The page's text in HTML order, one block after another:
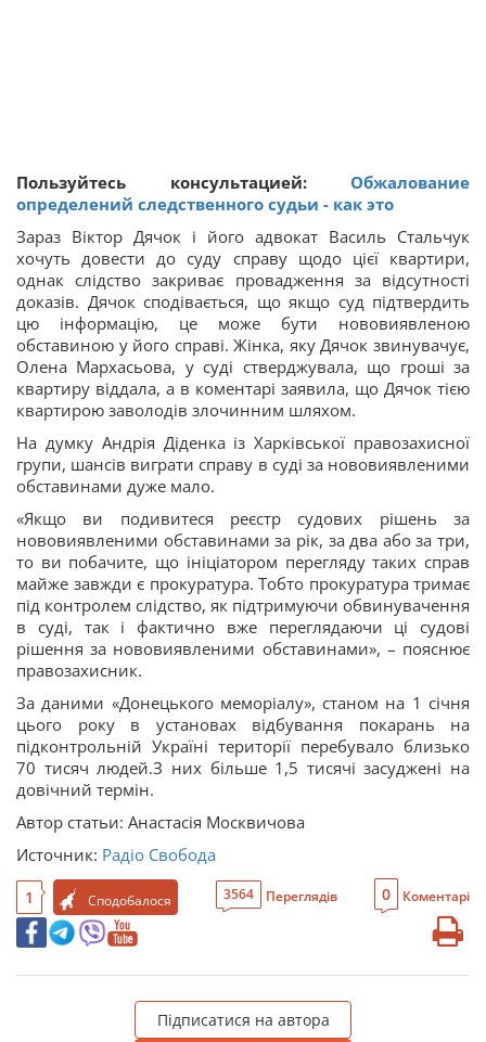
Пользуйтесь консультацией: Обжалование
определений следственного судьи - как это
Зараз Віктор Дячок і його адвокат Василь Стальчук
хочуть довести до суду справу щодо цієї квартири,
однак слідство закриває провадження за відсутності
доказів. Дячок сподівається, що якщо суд підтвердить
цю інформацію, це може бути нововиявленою
обставиною у його справі. Жінка, яку Дячок звинувачує,
Олена Мархасьова, у суді стверджувала, що гроші за
квартиру віддала, а в коментарі заявила, що Дячок тією
квартирою заволодів злочинним шляхом.
На думку Андрія Діденка із Харківської правозахисної
групи, шансів виграти справу в суді за нововиявленими
обставинами дуже мало.
«Якщо ви подивитеся реєстр судових рішень за
нововиявленими обставинами за рік, за два або за три,
то ви побачите, що ініціатором перегляду таких справ
майже завжди є прокуратура. Тобто прокуратура тримає
під контролем слідство, як підтримуючи обвинувачення
в суді, так і фактично вже переглядаючи ці судові
рішення за нововиявленими обставинами», – пояснює
правозахисник.
За даними «Донецького меморіалу», станом на 1 січня
цього року в установах відбування покарань на
підконтрольній Україні території перебувало близько
70 тисяч людей.З них більше 1,5 тисячі засуджені на
довічний термін.
Автор статьи: Анастасія Москвичова
Источник: Радіо Свобода
1 Сподобалося 3564 Переглядів 0 Коментарі
Підписатися на автора